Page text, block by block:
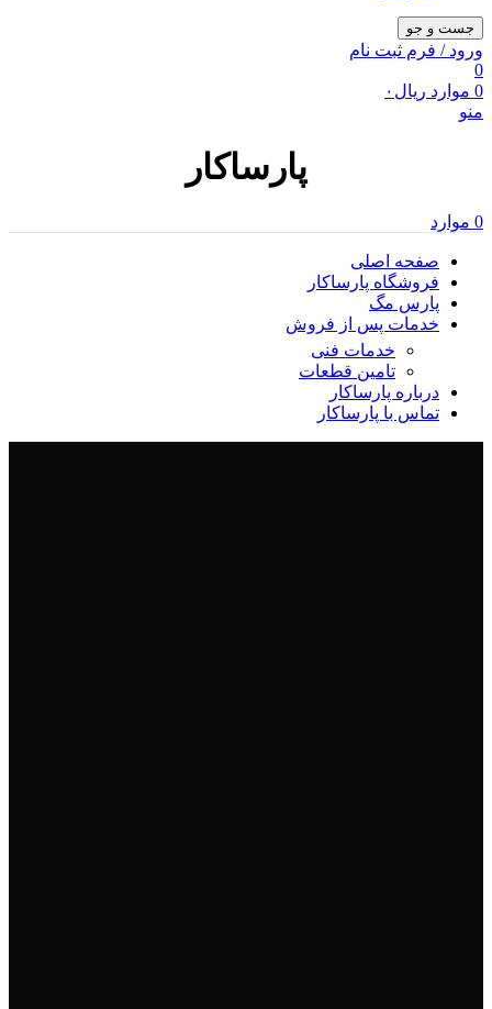
جست و جو
ورود / فرم ثبت نام
0
0 موارد ریال ۰
منو
پارساکار
0 موارد
صفحه اصلی
فروشگاه پارساکار
پارس مگ
خدمات پس از فروش
خدمات فنی
تامین قطعات
درباره پارساکار
تماس با پارساکار